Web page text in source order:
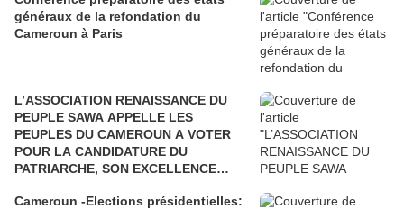
généraux de la refondation du
Cameroun à Paris
L’ASSOCIATION RENAISSANCE DU
PEUPLE SAWA APPELLE LES
PEUPLES DU CAMEROUN A VOTER
POUR LA CANDIDATURE DU
PATRIARCHE, SON EXCELLENCE
Cameroun -Elections présidentielles: